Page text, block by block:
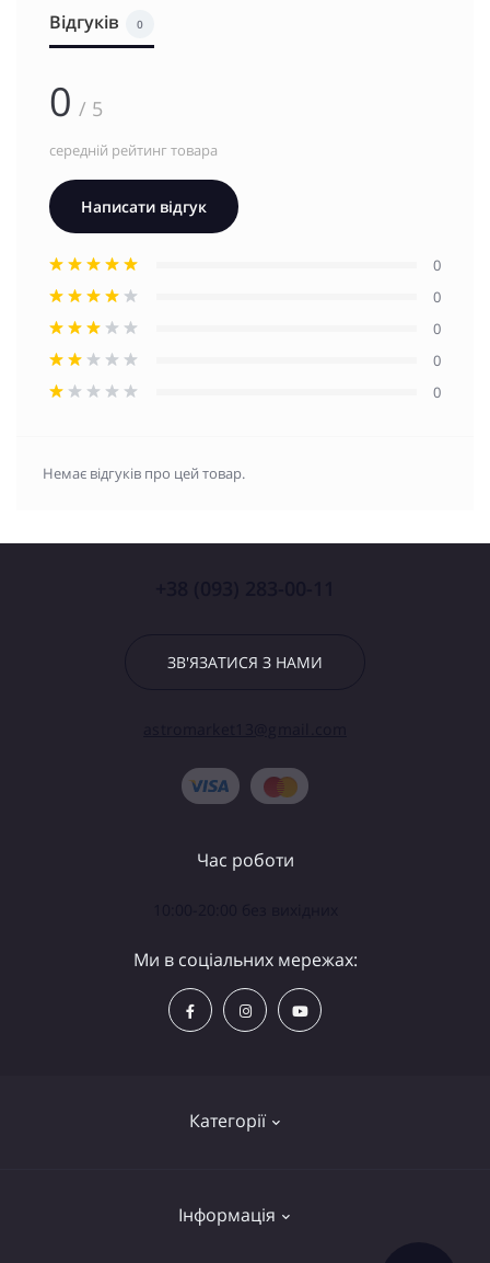
Відгуків 0
0 / 5
середній рейтинг товара
Написати відгук
0
0
0
0
0
Немає відгуків про цей товар.
ЗВ'ЯЗАТИСЯ З НАМИ
Категорії
Інформація
Час роботи
Ми в соціальних мережах: